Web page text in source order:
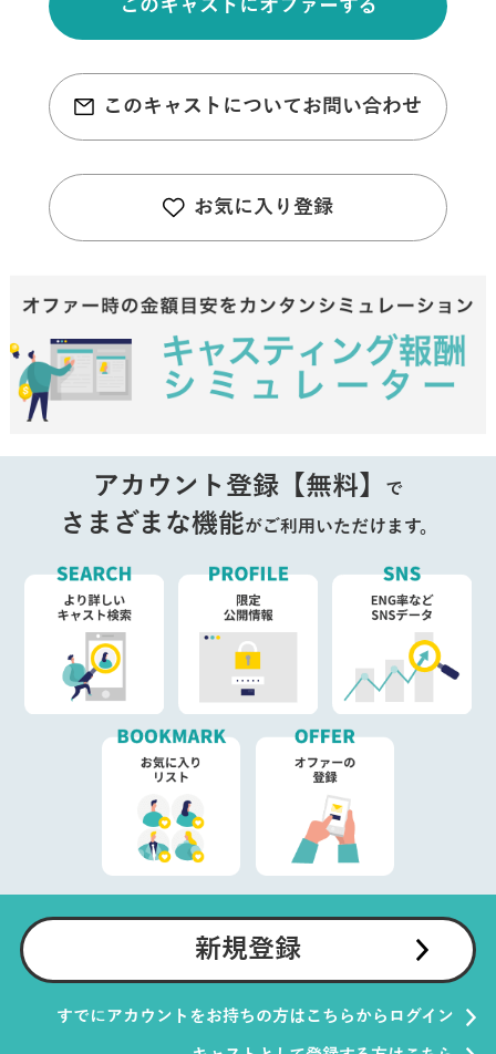
このキャストにオファーする
このキャストについてお問い合わせ
お気に入り登録
アカウント登録【無料】 で
さまざまな機能がご利用いただけます。
新規登録
すでにアカウントをお持ちの方はこちらからログイン